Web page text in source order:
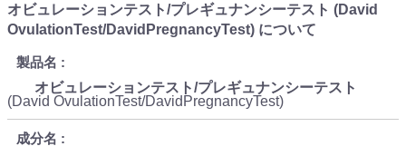
オビュレーションテスト/プレギュナンシーテスト (David
OvulationTest/DavidPregnancyTest) について
製品名
オビュレーションテスト/プレギュナンシーテスト
(David OvulationTest/DavidPregnancyTest)
成分名